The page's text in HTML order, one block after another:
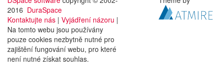
2016 DuraSpace
Kontaktujte nás | Vyjádření názoru |
Na tomto webu jsou používány
pouze cookies nezbytně nutné pro
zajištění fungování webu, pro které
není nutné získat souhlas.